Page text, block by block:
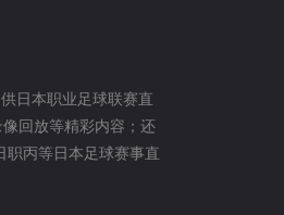
高清直播
日本职业足球联赛直
回放等精彩内容；还
职丙等日本足球赛事直